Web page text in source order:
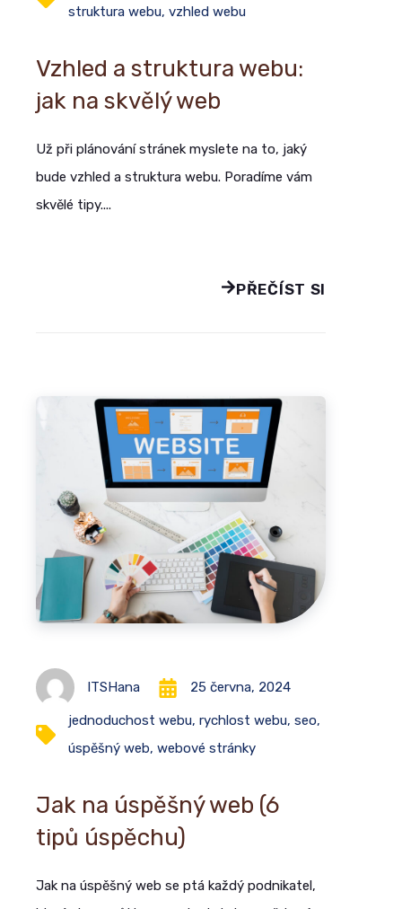
struktura webu, vzhled webu
Vzhled a struktura webu:
jak na skvělý web
Už při plánování stránek myslete na to, jaký
bude vzhled a struktura webu. Poradíme vám
skvělé tipy....
PŘEČÍST SI
ITSHana 25 června, 2024
jednoduchost webu, rychlost webu, seo,
úspěšný web, webové stránky
Jak na úspěšný web (6
tipů úspěchu)
Jak na úspěšný web se ptá každý podnikatel,